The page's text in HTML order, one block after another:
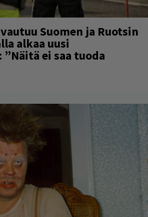
Suomen ja Ruotsin
alkaa uusi
ei saa tuoda